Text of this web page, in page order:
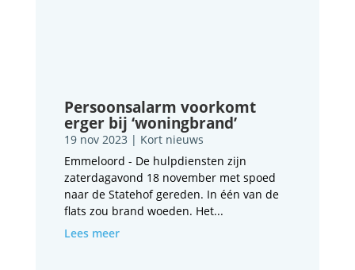
Persoonsalarm voorkomt
erger bij ‘woningbrand’
19 nov 2023 | Kort nieuws
Emmeloord - De hulpdiensten zijn
zaterdagavond 18 november met spoed
naar de Statehof gereden. In één van de
flats zou brand woeden. Het...
Lees meer